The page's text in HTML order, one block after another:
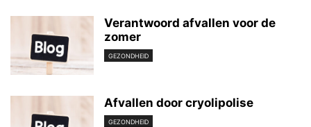
Verantwoord afvallen voor de
zomer
GEZONDHEID
Afvallen door cryolipolise
GEZONDHEID